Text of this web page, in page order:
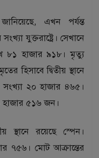
এখন পর্যন্ত
যুক্তরাষ্ট্রে। সেখানে
৮১ হাজার ৯১৮। মৃত্যু
হিসাবে দ্বিতীয় স্থানে
সংখ্যা ২০ হাজার ৪৬৫।
৫১৬ জন।
স্থানে রয়েছে স্পেন।
৭৫৬। মোট আক্রান্তের